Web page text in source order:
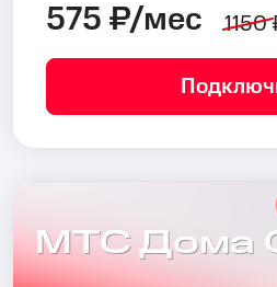
575 ₽/мес 1150
МТС Дома